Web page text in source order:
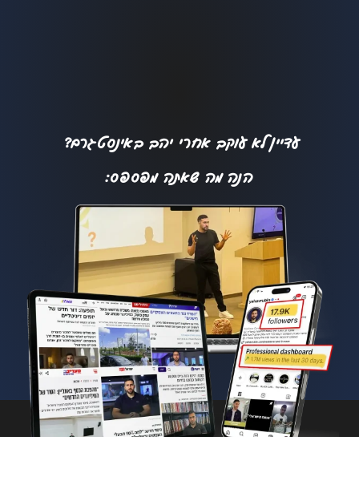
עדיין לא עוקב אחרי יהב באינסטגרם?
הנה מה שאתה מפספס: